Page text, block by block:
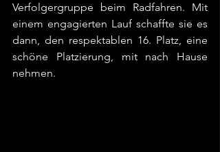
Verfolgergruppe beim Radfahren. Mit
einem engagierten Lauf schaffte sie es
dann, den respektablen 16. Platz, eine
schöne Platzierung, mit nach Hause
nehmen.